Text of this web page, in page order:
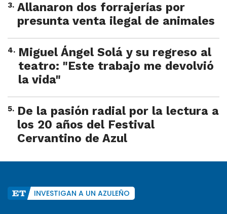
3. Allanaron dos forrajerías por
presunta venta ilegal de animales
4. Miguel Ángel Solá y su regreso al
teatro: "Este trabajo me devolvió
la vida"
5. De la pasión radial por la lectura a
los 20 años del Festival
Cervantino de Azul
INVESTIGAN A UN AZULEÑO